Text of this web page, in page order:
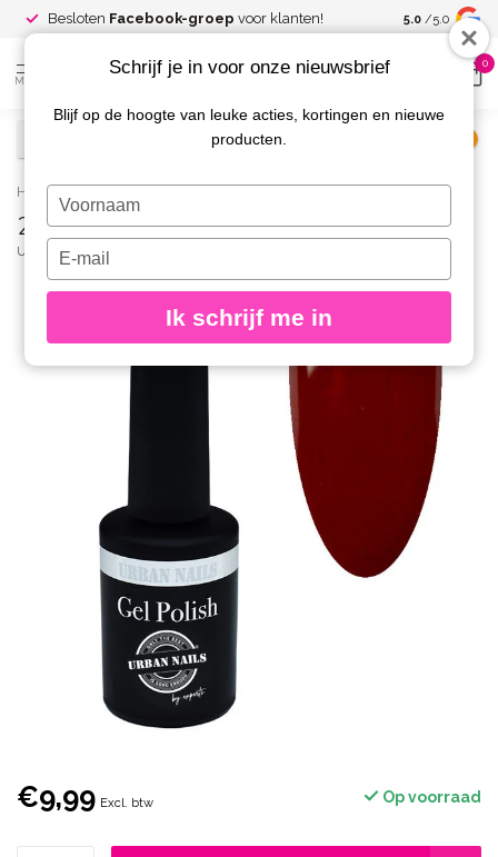
Besloten Facebook-groep voor klanten! Spaar voor
kortingen
5.0 /5.0
MENU
0
Home / 23 Gelpolish 8 gr.
23 Gelpolish 8 gr.
URBAN NAILS
€9,99 Excl. btw Op voorraad
Schrijf je in voor onze nieuwsbrief
Blijf op de hoogte van leuke acties, kortingen en nieuwe
producten.
Typ
je
naam
Typ
je
e-
in
Ik schrijf me in